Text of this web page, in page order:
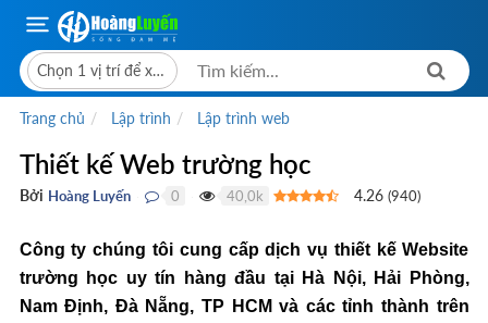
Chọn 1 vị trí để xem giá bán
Trang chủ Lập trình Lập trình web
Thiết kế Web trường học
Bởi Hoàng Luyến 0 40,0k 4.26 (940)
Công ty chúng tôi cung cấp dịch vụ thiết kế Website
trường học uy tín hàng đầu tại Hà Nội, Hải Phòng,
Nam Định, Đà Nẵng, TP HCM và các tỉnh thành trên